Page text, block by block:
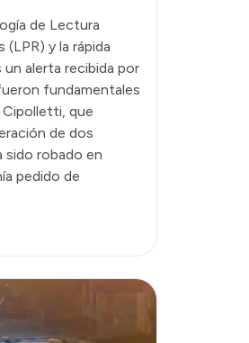
de Lectura
y la rápida
alerta recibida por
fundamentales
Cipolletti, que
de dos
sido robado en
pedido de